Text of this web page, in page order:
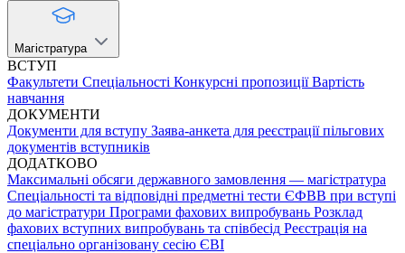
Магістратура
ВСТУП
Факультети Спеціальності Конкурсні пропозиції Вартість
навчання
ДОКУМЕНТИ
Документи для вступу Заява-анкета для реєстрації пільгових
документів вступників
ДОДАТКОВО
Максимальні обсяги державного замовлення — магістратура
Спеціальності та відповідні предметні тести ЄФВВ при вступі
до магістратури Програми фахових випробувань Розклад
фахових вступних випробувань та співбесід Реєстрація на
спеціально організовану сесію ЄВІ